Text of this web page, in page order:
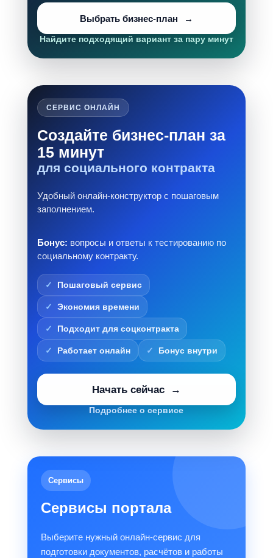
Выбрать бизнес-план
Найдите подходящий вариант за пару минут
СЕРВИС ОНЛАЙН
Создайте бизнес-план за
15 минут
для социального контракта
Удобный онлайн-конструктор с пошаговым
заполнением.
Бонус: вопросы и ответы к тестированию по
социальному контракту.
Пошаговый сервис
Экономия времени
Подходит для соцконтракта
Работает онлайн Бонус внутри
Начать сейчас
Подробнее о сервисе
Сервисы
Сервисы портала
Выберите нужный онлайн-сервис для
подготовки документов, расчётов и работы